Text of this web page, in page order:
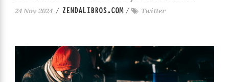
24 Nov 2024 / ZENDALIBROS.COM/ Twitter